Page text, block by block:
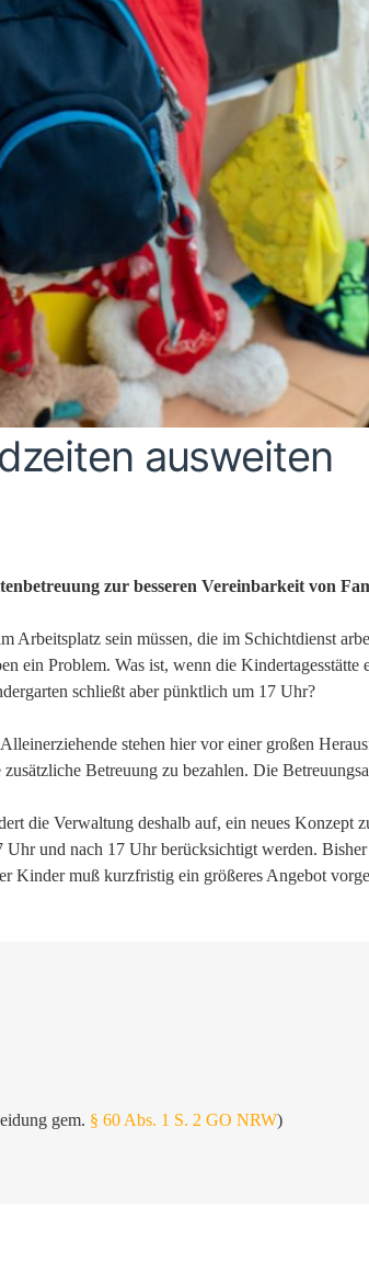
ausweiten
zur besseren Vereinbarkeit von
Arbeitsplatz sein müssen, die im Schichtdienst
ein Problem. Was ist, wenn die
schließt aber pünktlich um 17 Uhr?
stehen hier vor einer großen
Betreuung zu bezahlen. Die
die Verwaltung deshalb auf, ein neues Konzept
Uhr und nach 17 Uhr berücksichtigt werden.
Kinder muß kurzfristig ein größeres Angebot
gem. § 60 Abs. 1 S. 2 GO NRW)